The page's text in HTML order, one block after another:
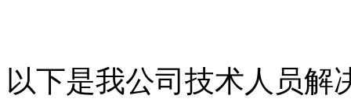
以下是我公司技术人员解